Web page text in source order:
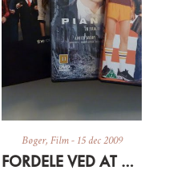
Bøger, Film- 15 dec 2009
FORDELE VED AT VÆRE SYG